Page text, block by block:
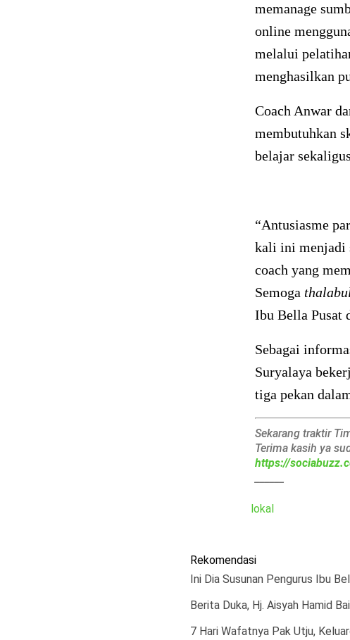
memanage
online
melalui
menghasilkan
Coach Anwar
membutuhkan
belajar
“Antusiasme
kali ini menjadi
coach yang
Semoga
Ibu Bella Pusat
Sebagai
Suryalaya
tiga pekan
Sekarang traktir
Terima kasih ya
https://
lokal
Rekomendasi
Ini Dia Susunan Pengurus Ibu
Berita Duka, Hj. Aisyah Hamid
7 Hari Wafatnya Pak Utju,